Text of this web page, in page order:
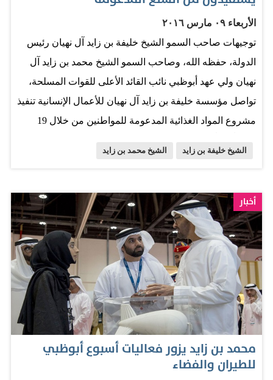
إيمانها بوحدة التاريخ والهدف والمصير المشترك. كما جرى
خلال اللقاء تناول مجمل الأحداث والتطورات على الساحة
العربية والإقليمية والدولية، واستعراض وجهات النظر
والتشاور حول عدد من القضايا ذات الاهتمام المشترك. وقد
أقام صاحب السمو الشيخ محمد بن زايد آل نهيان، مأدبة غداء
في…
الأربعاء ٠٩ مارس ٢٠١٦
توجيهات صاحب السمو الشيخ خليفة بن زايد آل نهيان رئيس
الدولة، حفظه الله، وصاحب السمو الشيخ محمد بن زايد آل
نهيان ولي عهد أبوظبي نائب القائد الأعلى للقوات المسلحة،
تواصل مؤسسة خليفة بن زايد آل نهيان للأعمال الإنسانية تنفيذ
مشروع المواد الغذائية المدعومة للمواطنين من خلال 19
غذائية من المنتجات الوطنية المدعومة. وعقدت المؤسسة
مؤتمراً صحافياً بمقرها في أبوظبي للإعلان عن المبادرات
الجديدة لتطوير المشروع وطرح سلع جديدة بحضور محمد
حاجي الخوري مدير عام المؤسسة بحضور الشركاء
الاستراتيجيين للمؤسسة في تنفيذ المشروع وهم طارق أحمد
سعيد الواحدي المدير التنفيذي للعمليات بشركة أغذية ومحمد
غانم المنصوري نائب الرئيس التنفيذي والدكتورة أسماء
السويدي مدير المبيعات الحكومية بشركة الفوعة للتمور
وسهل ملحم مدير المبيعات الإقليمي في شركة أغذية. تطور
المشروع وقال محمد الخوري مدير مشروع السلع الوطنية
الشيخ خليفة بن زايد الشيخ محمد بن زايد
أخبار
محمد بن زايد يزور فعاليات أسبوع أبوظبي
للطيران والفضاء